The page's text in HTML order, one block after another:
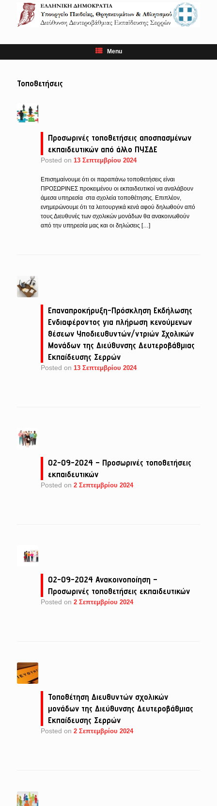
content
Menu
Τοποθετήσεις
Προσωρινές τοποθετήσεις αποσπασμένων
εκπαιδευτικών από άλλο ΠΥΣΔΕ
Posted on 13 Σεπτεμβρίου 2024
Επισημαίνουμε ότι οι παραπάνω τοποθετήσεις είναι
ΠΡΟΣΩΡΙΝΕΣ προκειμένου οι εκπαιδευτικοί να αναλάβουν
άμεσα υπηρεσία στα σχολεία τοποθέτησης. Επιπλέον,
ενημερώνουμε ότι τα λειτουργικά κενά αφού δηλωθούν από
τους Διευθυνές των σχολικών μονάδων θα ανακοινωθούν
από την υπηρεσία μας και οι δηλώσεις […]
Επαναπροκήρυξη-Πρόσκληση Εκδήλωσης
Ενδιαφέροντος για πλήρωση κενούμενων
θέσεων Υποδιευθυντών/ντριών Σχολικών
Μονάδων της Διεύθυνσης Δευτεροβάθμιας
Εκπαίδευσης Σερρών
Posted on 13 Σεπτεμβρίου 2024
02-09-2024 – Προσωρινές τοποθετήσεις
εκπαιδευτικών
Posted on 2 Σεπτεμβρίου 2024
02-09-2024 Ανακοινοποίηση –
Προσωρινές τοποθετήσεις εκπαιδευτικών
Posted on 2 Σεπτεμβρίου 2024
Τοποθέτηση Διευθυντών σχολικών
μονάδων της Διεύθυνσης Δευτεροβάθμιας
Εκπαίδευσης Σερρών
Posted on 2 Σεπτεμβρίου 2024